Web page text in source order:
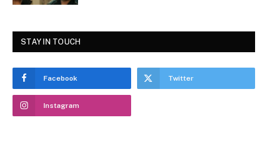
STAY IN TOUCH
Facebook Twitter
Instagram